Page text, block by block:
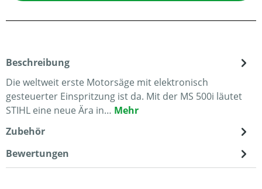
Beschreibung
Die weltweit erste Motorsäge mit elektronisch
gesteuerter Einspritzung ist da. Mit der MS 500i läutet
STIHL eine neue Ära in… Mehr
Zubehör
Bewertungen